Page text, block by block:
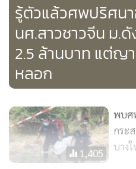
ส่วนใหญ่คนจีนที่เข้ามาเรียนค่อ
ช่วงนี้ประเทศไทยโดยเฉพาะกรุ
และคนจีนบางส่วนก็อยากเรียน
หรือเพื่อที่จะท่องเที่ยวหรืออะไ
ง่ายๆ ก็มาเรียนในมหาลัยในเมื
ต่างชาติก็คือแก๊งคนจีน ที่เขารู้
ทางมาเรียนคนนี้มีฐานะ คนพวก
ในประเทศเรา ซึ่งเราก็ป้องกันติ
และต้องระวังกันเองด้วย ในส่วน
ข้อมูล ติดตามในข้อมูลระบบการ
รู้ตัวแล้วศพปริศน
นศ.สาวชาวจีน ม.
2.5 ล้านบาท แต่ญ
หลอก
1,405
พบศ
กระ
บาง